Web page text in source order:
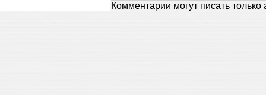
Комментарии могут писать